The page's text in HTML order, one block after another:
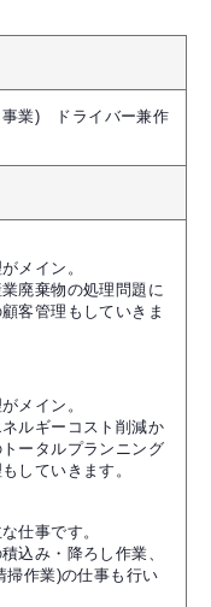
業) ドライバー兼作
メイン。
廃棄物の処理問題に
客管理もしていきま
メイン。
ルギーコスト削減か
ータルプランニング
していきます。
仕事です。
込み・降ろし作業、
掃作業)の仕事も行い